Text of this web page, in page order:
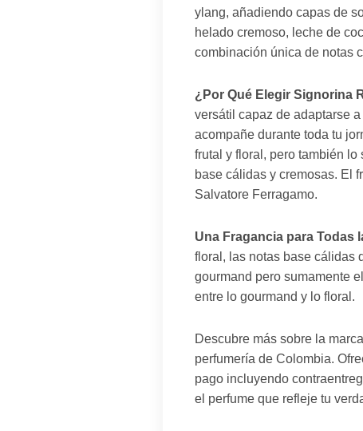
ylang, añadiendo capas de
helado cremoso, leche de
combinación única de notas
¿Por Qué Elegir Signorina
versátil capaz de adaptarse
acompañe durante toda tu
frutal y floral, pero también
base cálidas y cremosas. El
Salvatore Ferragamo.
Una Fragancia para Todas
floral, las notas base cálidas
gourmand pero sumamente
entre lo gourmand y lo floral.
Descubre más sobre la
perfumería de Colombia.
pago incluyendo
el perfume que refleje tu